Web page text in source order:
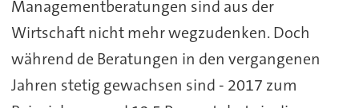
Managementberatungen sind aus der
Wirtschaft nicht mehr wegzudenken. Doch
während de Beratungen in den vergangenen
Jahren stetig gewachsen sind - 2017 zum